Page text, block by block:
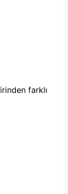
farklı